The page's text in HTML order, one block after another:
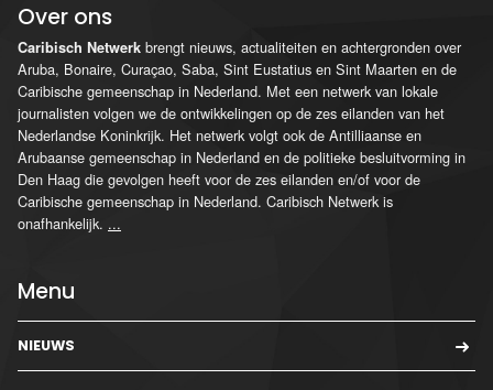
Over ons
Caribisch Netwerk brengt nieuws, actualiteiten en achtergronden over
Aruba, Bonaire, Curaçao, Saba, Sint Eustatius en Sint Maarten en de
Caribische gemeenschap in Nederland. Met een netwerk van lokale
journalisten volgen we de ontwikkelingen op de zes eilanden van het
Nederlandse Koninkrijk. Het netwerk volgt ook de Antilliaanse en
Arubaanse gemeenschap in Nederland en de politieke besluitvorming in
Den Haag die gevolgen heeft voor de zes eilanden en/of voor de
Caribische gemeenschap in Nederland. Caribisch Netwerk is
onafhankelijk. ...
Menu
NIEUWS